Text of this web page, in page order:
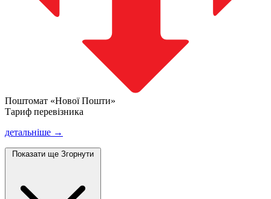
Поштомат «Нової Пошти»
Тариф перевізника
детальніше →
Показати ще Згорнути